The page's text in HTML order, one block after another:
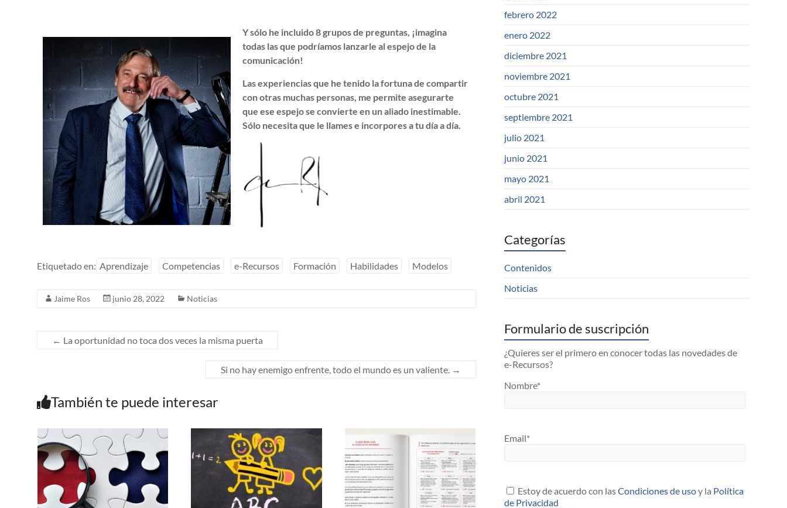
Y sólo he incluido 8 grupos de preguntas, ¡imagina
todas las que podríamos lanzarle al espejo de la
comunicación!
Las experiencias que he tenido la fortuna de compartir
con otras muchas personas, me permite asegurarte
que ese espejo se convierte en un aliado inestimable.
Sólo necesita que le llames e incorpores a tu día a día.
Etiquetado en: Aprendizaje Competencias e-Recursos Formación Habilidades Modelos
Jaime Ros junio 28, 2022 Noticias
← La oportunidad no toca dos veces la misma puerta
Si no hay enemigo enfrente, todo el mundo es un valiente. →
También te puede interesar
febrero 2022
enero 2022
diciembre 2021
noviembre 2021
octubre 2021
septiembre 2021
julio 2021
junio 2021
mayo 2021
abril 2021
Categorías
Contenidos
Noticias
Formulario de suscripción
¿Quieres ser el primero en conocer todas las novedades de
e-Recursos?
Nombre*
Email*
Estoy de acuerdo con lasCondiciones de usoy la Política
de Privacidad